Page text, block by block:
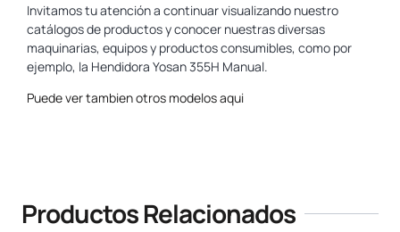
Invitamos tu atención a continuar visualizando nuestro
catálogos de productos y conocer nuestras diversas
maquinarias, equipos y productos consumibles, como por
ejemplo, la Hendidora Yosan 355H Manual.
Puede ver tambien otros modelos aqui
Productos Relacionados